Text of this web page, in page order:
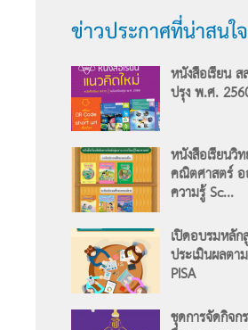
ข่าวประกาศที่น่าสนใจ
หนังสือเรียน
ปรุง พ.ศ.
หนังสือเรียนวิ
คณิตศาสตร์
ความรู้ Sc...
เปิดอบรมหลั
ประเมินผลตา
PISA
ชุดการจัดกิจก